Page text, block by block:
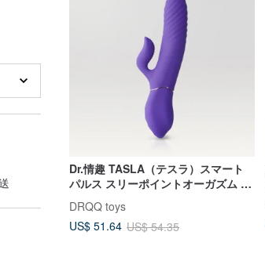
Dr.情趣 TASLA（テスラ）スマート
パルス スリーポイントオーガズム 電
DRQQ toys
US$ 51.64 US$ 54.35